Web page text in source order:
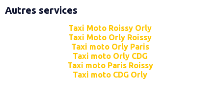
Autres services
Taxi Moto Roissy Orly
Taxi Moto Orly Roissy
Taxi moto Orly Paris
Taxi moto Orly CDG
Taxi moto Paris Roissy
Taxi moto CDG Orly